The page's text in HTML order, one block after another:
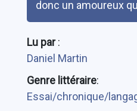
donc un amoureux
Lu par:
Daniel Martin
Genre littéraire:
Essai/chronique/